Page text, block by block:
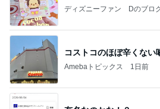
Amebaトピックス 1日前
有名なのかな！？
だいたひかるオフィシャルブ